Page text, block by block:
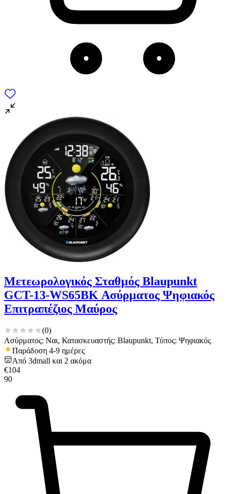
Μετεωρολογικός Σταθμός Blaupunkt
GCT-13-WS65BK Ασύρματος Ψηφιακός
Επιτραπέζιος Μαύρος
(0)
Ασύρματος: Ναι, Κατασκευαστής: Blaupunkt, Τύπος: Ψηφιακός
Παράδοση 4-9 ημέρες
Από 3dmall και 2 ακόμα
€104
90